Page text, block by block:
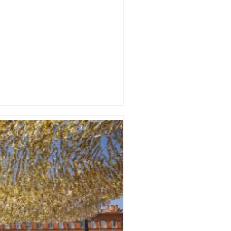
à quelle heure et
finale du Top